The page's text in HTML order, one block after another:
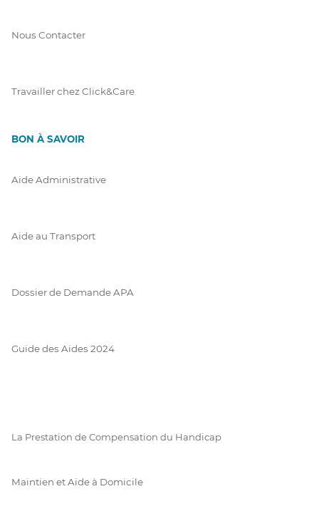
Nous Contacter
Travailler chez Click&Care
BON À SAVOIR
Aide Administrative
Aide au Transport
Dossier de Demande APA
Guide des Aides 2024
La Prestation de Compensation du Handicap
Maintien et Aide à Domicile